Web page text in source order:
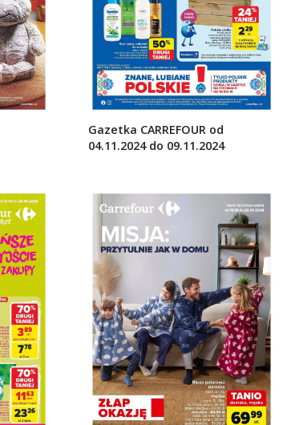
Gazetka CARREFOUR od
04.11.2024 do 09.11.2024